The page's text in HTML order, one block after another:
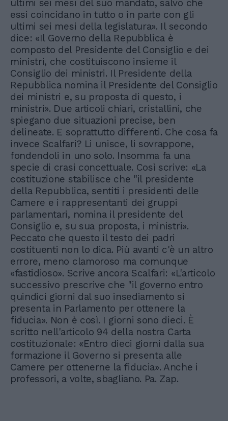
ultimi sei mesi del suo mandato, salvo che
essi coincidano in tutto o in parte con gli
ultimi sei mesi della legislatura». Il secondo
dice: «Il Governo della Repubblica è
composto del Presidente del Consiglio e dei
ministri, che costituiscono insieme il
Consiglio dei ministri. Il Presidente della
Repubblica nomina il Presidente del Consiglio
dei ministri e, su proposta di questo, i
ministri». Due articoli chiari, cristallini, che
spiegano due situazioni precise, ben
delineate. E soprattutto differenti. Che cosa fa
invece Scalfari? Li unisce, li sovrappone,
fondendoli in uno solo. Insomma fa una
specie di crasi concettuale. Così scrive: «La
costituzione stabilisce che "il presidente
della Repubblica, sentiti i presidenti delle
Camere e i rappresentanti dei gruppi
parlamentari, nomina il presidente del
Consiglio e, su sua proposta, i ministri».
Peccato che questo il testo dei padri
costituenti non lo dica. Più avanti c'è un altro
errore, meno clamoroso ma comunque
«fastidioso». Scrive ancora Scalfari: «L'articolo
successivo prescrive che "il governo entro
quindici giorni dal suo insediamento si
presenta in Parlamento per ottenere la
fiducia». Non è così. I giorni sono dieci. È
scritto nell'articolo 94 della nostra Carta
costituzionale: «Entro dieci giorni dalla sua
formazione il Governo si presenta alle
Camere per ottenerne la fiducia». Anche i
professori, a volte, sbagliano. Pa. Zap.